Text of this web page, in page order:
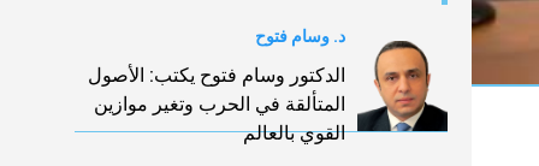
د. وسام فتوح
الدكتور وسام فتوح يكتب: الأصول
المتألقة في الحرب وتغير موازين
القوي بالعالم